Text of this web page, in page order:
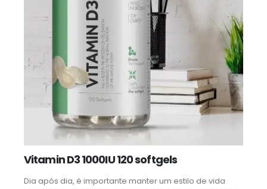
Vitamin D3 1000IU 120 softgels
Dia após dia, é importante manter um estilo de vida